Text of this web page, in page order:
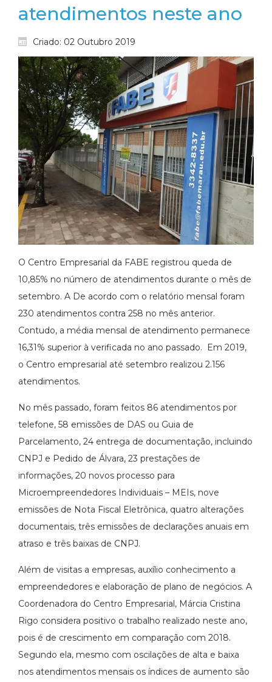
atendimentos neste ano
Criado: 02 Outubro 2019
O Centro Empresarial da FABE registrou queda de
10,85% no número de atendimentos durante o mês de
setembro. A De acordo com o relatório mensal foram
230 atendimentos contra 258 no mês anterior.
Contudo, a média mensal de atendimento permanece
16,31% superior à verificada no ano passado. Em 2019,
o Centro empresarial até setembro realizou 2.156
atendimentos.
No mês passado, foram feitos 86 atendimentos por
telefone, 58 emissões de DAS ou Guia de
Parcelamento, 24 entrega de documentação, incluindo
CNPJ e Pedido de Álvara, 23 prestações de
informações, 20 novos processo para
Microempreendedores Individuais – MEIs, nove
emissões de Nota Fiscal Eletrônica, quatro alterações
documentais, três emissões de declarações anuais em
atraso e três baixas de CNPJ.
Além de visitas a empresas, auxílio conhecimento a
empreendedores e elaboração de plano de negócios. A
Coordenadora do Centro Empresarial, Márcia Cristina
Rigo considera positivo o trabalho realizado neste ano,
pois é de crescimento em comparação com 2018.
Segundo ela, mesmo com oscilações de alta e baixa
nos atendimentos mensais os índices de aumento são